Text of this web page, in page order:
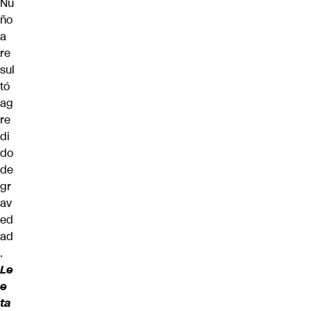
ño
a
re
sul
tó
ag
re
di
do
de
gr
av
ed
ad
.
Le
e
ta